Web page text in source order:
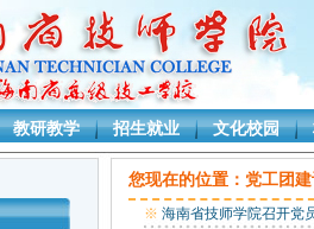
教研教学 招生就业 文化校园
您现在的位置： 党工团
※ 海南省技师学院召开党